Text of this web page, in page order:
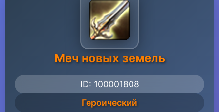
Меч новых земель
ID: 100001808
Героический